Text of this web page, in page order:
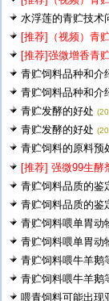
水浮莲的青贮技术
[推荐]（视频）青
[推荐]强微增香青
青贮饲料品种和介
青贮饲料品种和介
青贮发酵的好处
青贮发酵的好处
青贮饲料的原料预
[推荐] 强微99生酵
青贮饲料品质的鉴
青贮饲料品质的鉴
青贮饲料喂单胃动
青贮饲料喂单胃动
青贮饲料喂牛羊鹅
青贮饲料喂牛羊鹅
喂青饲料可能出现